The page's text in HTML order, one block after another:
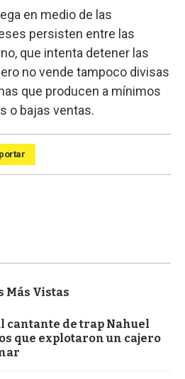
en medio de las
persisten entre las
que intenta detener las
no vende tampoco divisas
que producen a mínimos
o bajas ventas.
Más Vistas
cantante de trap Nahuel
que explotaron un cajero